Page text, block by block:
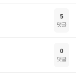
5
댓글
0
댓글